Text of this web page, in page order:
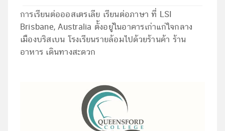
การเรียนต่อออสเตรเลีย เรียนต่อภาษา ที่ LSI
Brisbane, Australia ตั้งอยู่ในอาคารเก่าแก่ใจกลาง
เมืองบริสเบน โรงเรียนรายล้อมไปด้วยร้านค้า ร้าน
อาหาร เดินทางสะดวก